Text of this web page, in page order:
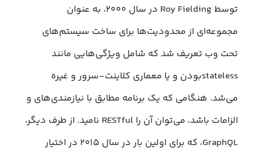
توسط Roy Fielding در سال ۲۰۰۰، به عنوان
مجموعه‌ای از محدودیت‌ها برای ساخت سیستم‌های
تحت وب تعریف شد که شامل ویژگی‌هایی مانند
statelessبودن و یا معماری کلاینت-سرور و غیره
می‌شد. هنگامی که یک برنامه مطابق با نیازمندی‌های و
الزامات باشد، می‌توان آن را RESTful نامید. از طرف دیگر،
GraphQL، که برای اولین بار در سال ۲۰۱۵ در اختیار